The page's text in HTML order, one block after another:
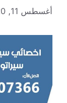
أغسطس 11, 2020